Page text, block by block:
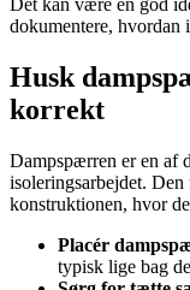
dokumentere, hvordan
Husk
korrekt
Dampspærren er en af
isoleringsarbejdet.
konstruktionen, hvor
Placér
typisk lige bag